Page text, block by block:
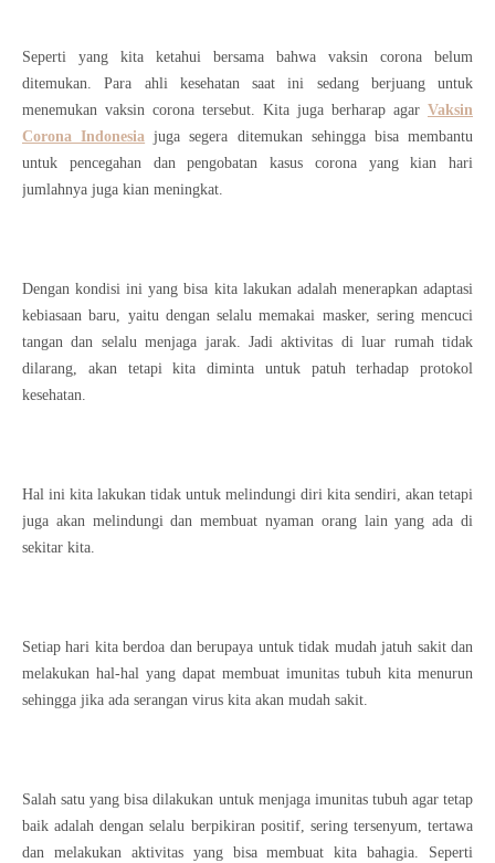
Seperti yang kita ketahui bersama bahwa vaksin corona belum
ditemukan. Para ahli kesehatan saat ini sedang berjuang untuk
menemukan vaksin corona tersebut. Kita juga berharap agar Vaksin
Corona Indonesia juga segera ditemukan sehingga bisa membantu
untuk pencegahan dan pengobatan kasus corona yang kian hari
jumlahnya juga kian meningkat.
Dengan kondisi ini yang bisa kita lakukan adalah menerapkan adaptasi
kebiasaan baru, yaitu dengan selalu memakai masker, sering mencuci
tangan dan selalu menjaga jarak. Jadi aktivitas di luar rumah tidak
dilarang, akan tetapi kita diminta untuk patuh terhadap protokol
kesehatan.
Hal ini kita lakukan tidak untuk melindungi diri kita sendiri, akan tetapi
juga akan melindungi dan membuat nyaman orang lain yang ada di
sekitar kita.
Setiap hari kita berdoa dan berupaya untuk tidak mudah jatuh sakit dan
melakukan hal-hal yang dapat membuat imunitas tubuh kita menurun
sehingga jika ada serangan virus kita akan mudah sakit.
Salah satu yang bisa dilakukan untuk menjaga imunitas tubuh agar tetap
baik adalah dengan selalu berpikiran positif, sering tersenyum, tertawa
dan melakukan aktivitas yang bisa membuat kita bahagia. Seperti